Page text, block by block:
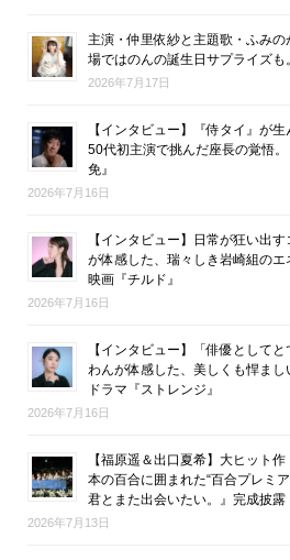
主演・仲里依紗と主題歌・ふみ
場ではのんの誕生日サプライズも
2026年7月17日
【インタビュー】『侍タイ』が
50代初主演で挑んだ座長の覚悟
免』
2026年7月16日
【インタビュー】日常が狂い出
が体感した、瑞々しき岩崎組のエ
映画『チルド』
2026年7月16日
【インタビュー】「俳優として
わんが体感した、美しくも悍まし
ドラマ『ストレンジ』
2026年7月16日
【福原遥＆出口夏希】大ヒット
本の百合に囲まれた“百合プレミ
君とまた出会いたい。』完成披露
2026年7月13日